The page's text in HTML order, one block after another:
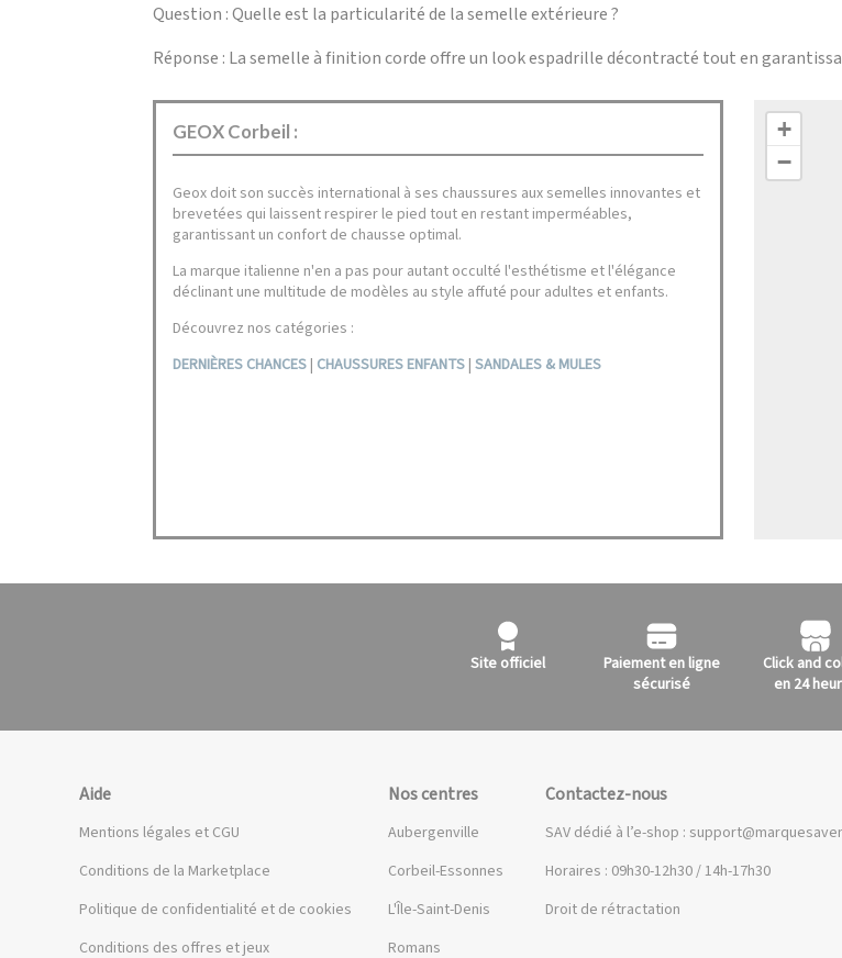
Question : Quelle est la particularité de la semelle extérieure ?
Réponse : La semelle à finition corde offre un look espadrille décontracté tout en
GEOX Corbeil :
Geox doit son succès international à ses chaussures aux semelles innovantes et
brevetées qui laissent respirer le pied tout en restant imperméables,
garantissant un confort de chausse optimal.
La marque italienne n'en a pas pour autant occulté l'esthétisme et l'élégance
déclinant une multitude de modèles au style affuté pour adultes et enfants.
Découvrez nos catégories :
DERNIÈRES CHANCES | CHAUSSURES ENFANTS |SANDALES & MULES
+
−
Site officiel
Paiement en ligne
sécurisé
Click and
en 24
Aide
Mentions légales et CGU
Conditions de la Marketplace
Politique de confidentialité et de cookies
Conditions des offres et jeux
Nos centres
Aubergenville
Corbeil-Essonnes
L'Île-Saint-Denis
Romans
Contactez-nous
SAV dédié à l’e-shop :
Horaires : 09h30-12h30 / 14h-17h30
Droit de rétractation